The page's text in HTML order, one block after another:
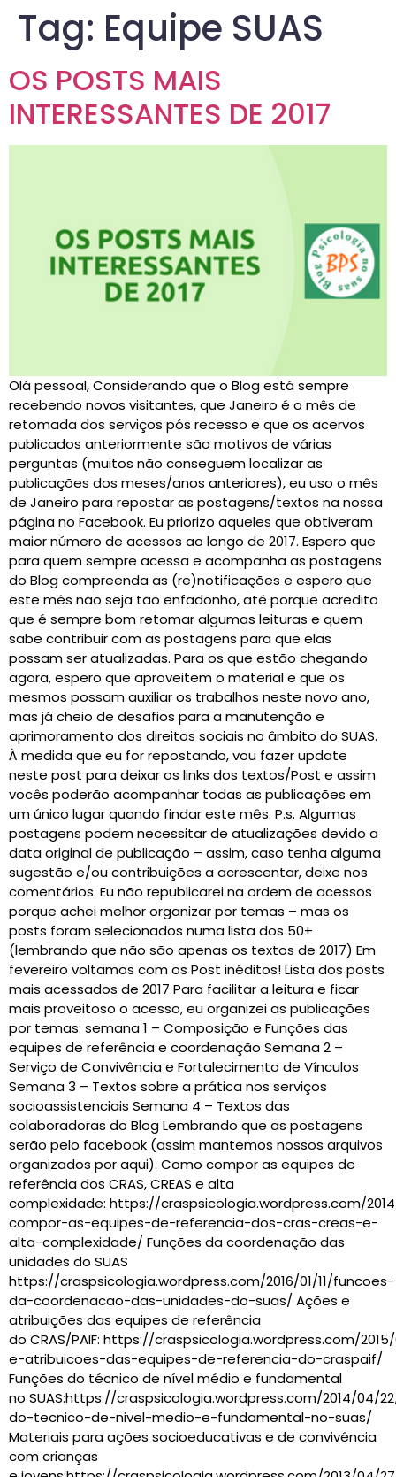
Tag: Equipe SUAS
OS POSTS MAIS
INTERESSANTES DE 2017
Olá pessoal, Considerando que o Blog está sempre
recebendo novos visitantes, que Janeiro é o mês de
retomada dos serviços pós recesso e que os acervos
publicados anteriormente são motivos de várias
perguntas (muitos não conseguem localizar as
publicações dos meses/anos anteriores), eu uso o mês
de Janeiro para repostar as postagens/textos na nossa
página no Facebook. Eu priorizo aqueles que obtiveram
maior número de acessos ao longo de 2017. Espero que
para quem sempre acessa e acompanha as postagens
do Blog compreenda as (re)notificações e espero que
este mês não seja tão enfadonho, até porque acredito
que é sempre bom retomar algumas leituras e quem
sabe contribuir com as postagens para que elas
possam ser atualizadas. Para os que estão chegando
agora, espero que aproveitem o material e que os
mesmos possam auxiliar os trabalhos neste novo ano,
mas já cheio de desafios para a manutenção e
aprimoramento dos direitos sociais no âmbito do SUAS.
À medida que eu for repostando, vou fazer update
neste post para deixar os links dos textos/Post e assim
vocês poderão acompanhar todas as publicações em
um único lugar quando findar este mês. P.s. Algumas
postagens podem necessitar de atualizações devido a
data original de publicação – assim, caso tenha alguma
sugestão e/ou contribuições a acrescentar, deixe nos
comentários. Eu não republicarei na ordem de acessos
porque achei melhor organizar por temas – mas os
posts foram selecionados numa lista dos 50+
(lembrando que não são apenas os textos de 2017) Em
fevereiro voltamos com os Post inéditos! Lista dos posts
mais acessados de 2017 Para facilitar a leitura e ficar
mais proveitoso o acesso, eu organizei as publicações
por temas: semana 1 – Composição e Funções das
equipes de referência e coordenação Semana 2 –
Serviço de Convivência e Fortalecimento de Vínculos
Semana 3 – Textos sobre a prática nos serviços
socioassistenciais Semana 4 – Textos das
colaboradoras do Blog Lembrando que as postagens
serão pelo facebook (assim mantemos nossos arquivos
organizados por aqui). Como compor as equipes de
referência dos CRAS, CREAS e alta
complexidade: https://craspsicologia.wordpress.com/
compor-as-equipes-de-referencia-dos-cras-creas-e-
alta-complexidade/ Funções da coordenação das
unidades do SUAS
https://craspsicologia.wordpress.com/2016/01/11/funcoes-
da-coordenacao-das-unidades-do-suas/ Ações e
atribuições das equipes de referência
do CRAS/PAIF: https://craspsicologia.wordpress.com/
e-atribuicoes-das-equipes-de-referencia-do-craspaif/
Funções do técnico de nível médio e fundamental
no SUAS:https://craspsicologia.wordpress.com/2014/04/
do-tecnico-de-nivel-medio-e-fundamental-no-suas/
Materiais para ações socioeducativas e de convivência
com crianças